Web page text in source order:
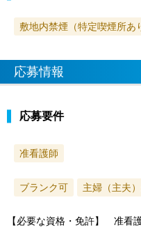
敷地内禁煙（特定喫煙所あ
応募情報
応募要件
准看護師
ブランク可 主婦（主夫
【必要な資格・免許】 准看